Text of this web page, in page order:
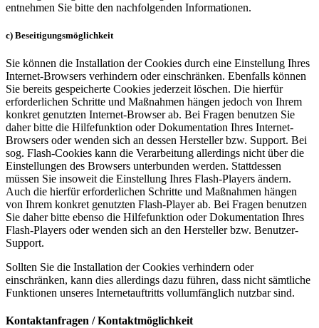
entnehmen Sie bitte den nachfolgenden Informationen.
c) Beseitigungsmöglichkeit
Sie können die Installation der Cookies durch eine Einstellung Ihres
Internet-Browsers verhindern oder einschränken. Ebenfalls können
Sie bereits gespeicherte Cookies jederzeit löschen. Die hierfür
erforderlichen Schritte und Maßnahmen hängen jedoch von Ihrem
konkret genutzten Internet-Browser ab. Bei Fragen benutzen Sie
daher bitte die Hilfefunktion oder Dokumentation Ihres Internet-
Browsers oder wenden sich an dessen Hersteller bzw. Support. Bei
sog. Flash-Cookies kann die Verarbeitung allerdings nicht über die
Einstellungen des Browsers unterbunden werden. Stattdessen
müssen Sie insoweit die Einstellung Ihres Flash-Players ändern.
Auch die hierfür erforderlichen Schritte und Maßnahmen hängen
von Ihrem konkret genutzten Flash-Player ab. Bei Fragen benutzen
Sie daher bitte ebenso die Hilfefunktion oder Dokumentation Ihres
Flash-Players oder wenden sich an den Hersteller bzw. Benutzer-
Support.
Sollten Sie die Installation der Cookies verhindern oder
einschränken, kann dies allerdings dazu führen, dass nicht sämtliche
Funktionen unseres Internetauftritts vollumfänglich nutzbar sind.
Kontaktanfragen / Kontaktmöglichkeit